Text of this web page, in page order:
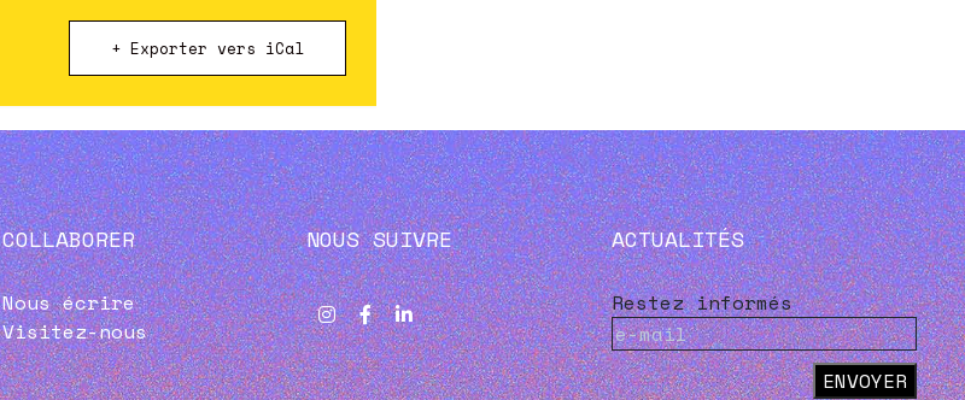
+ Exporter vers iCal
COLLABORER
Nous écrire
Visitez-nous
NOUS SUIVRE ACTUALITÉS
Restez informés
ENVOYER